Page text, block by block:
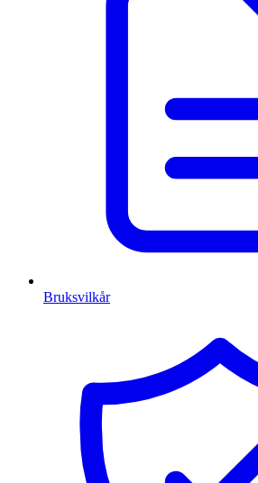
Bruksvilkår